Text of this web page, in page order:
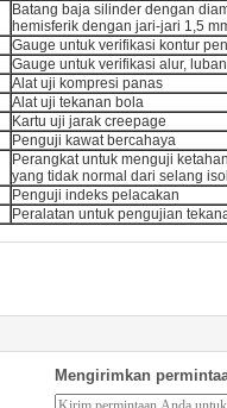
Batang baja silinder dengan
hemisferik dengan jari-jari 1,5
Gauge untuk verifikasi kontur
Gauge untuk verifikasi alur,
Alat uji kompresi panas
Alat uji tekanan bola
Kartu uji jarak creepage
Penguji kawat bercahaya
Perangkat untuk menguji
yang tidak normal dari selang
Penguji indeks pelacakan
Peralatan untuk pengujian
Mengirimkan